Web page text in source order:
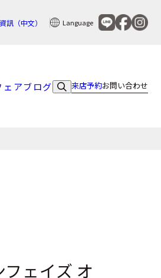
資訊（中文） Language
ェアブログ 来店予約お問い合わせ
ェイズ オ